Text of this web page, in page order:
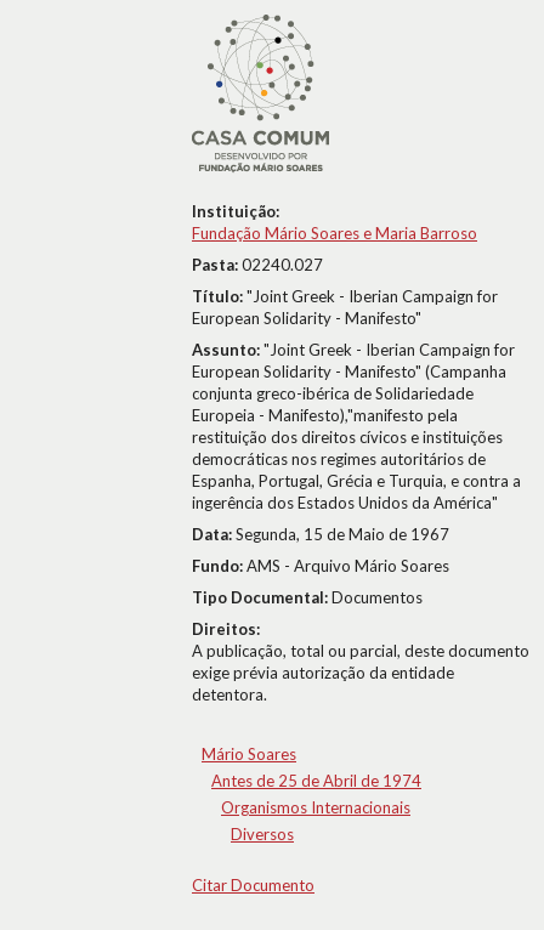
Instituição:
Fundação Mário Soares e Maria Barroso
Pasta:02240.027
Título:"Joint Greek - Iberian Campaign for
European Solidarity - Manifesto"
Assunto:"Joint Greek - Iberian Campaign for
European Solidarity - Manifesto" (Campanha
conjunta greco-ibérica de Solidariedade
Europeia - Manifesto),"manifesto pela
restituição dos direitos cívicos e instituições
democráticas nos regimes autoritários de
Espanha, Portugal, Grécia e Turquia, e contra a
ingerência dos Estados Unidos da América"
Data:Segunda, 15 de Maio de 1967
Fundo:AMS - Arquivo Mário Soares
Tipo Documental:Documentos
Direitos:
A publicação, total ou parcial, deste documento
exige prévia autorização da entidade
detentora.
Mário Soares
Antes de 25 de Abril de 1974
Organismos Internacionais
Diversos
Citar Documento